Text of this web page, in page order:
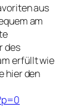
aus
am
des
erfüllt wie
hier den